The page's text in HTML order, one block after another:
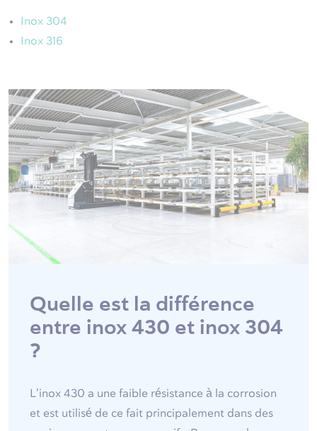
Inox 304
Inox 316
Quelle est la différence
entre inox 430 et inox 304
?
L’inox 430 a une faible résistance à la corrosion
et est utilisé de ce fait principalement dans des